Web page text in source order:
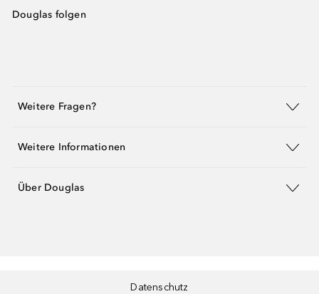
Douglas folgen
Weitere Fragen?
Weitere Informationen
Über Douglas
Datenschutz